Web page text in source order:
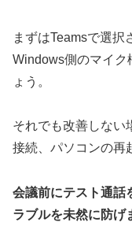
まずはTeamsで選択
Windows側のマイク
ょう。
それでも改善しない
接続、パソコンの再
会議前にテスト通話
ラブルを未然に防げ